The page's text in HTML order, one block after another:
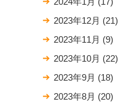
2023年12月 (21)
2023年11月 (9)
2023年10月 (22)
2023年9月 (18)
2023年8月 (20)